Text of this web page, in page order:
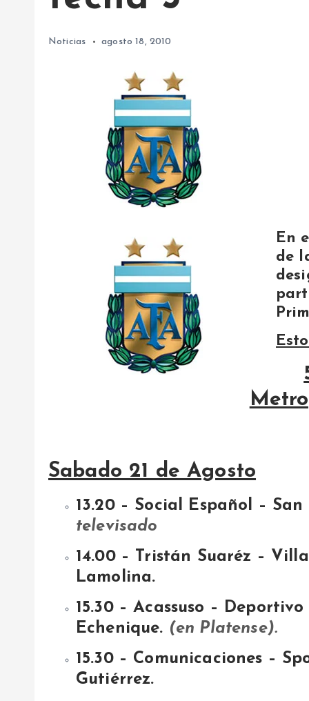
Noticias agosto 18, 2010
En
de
Sabado 21 de Agosto
13.20 – Social Español –
televisado
14.00 – Tristán Suaréz –
Lamolina.
15.30 – Acassuso –
Echenique. (en Platense).
15.30 – Comunicaciones –
Gutiérrez.